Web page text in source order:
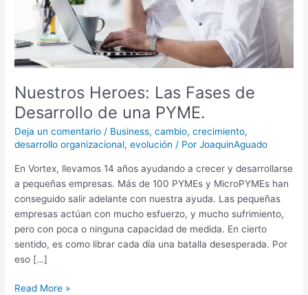
Nuestros Heroes: Las Fases de
Desarrollo de una PYME.
Deja un comentario / Business,cambio,crecimiento,
desarrollo organizacional,evolución / PorJoaquinAguado
En Vortex, llevamos 14 años ayudando a crecer y desarrollarse
a pequeñas empresas. Más de 100 PYMEs y MicroPYMEs han
conseguido salir adelante con nuestra ayuda. Las pequeñas
empresas actúan con mucho esfuerzo, y mucho sufrimiento,
pero con poca o ninguna capacidad de medida. En cierto
sentido, es como librar cada día una batalla desesperada. Por
eso […]
PYME.
Read More »